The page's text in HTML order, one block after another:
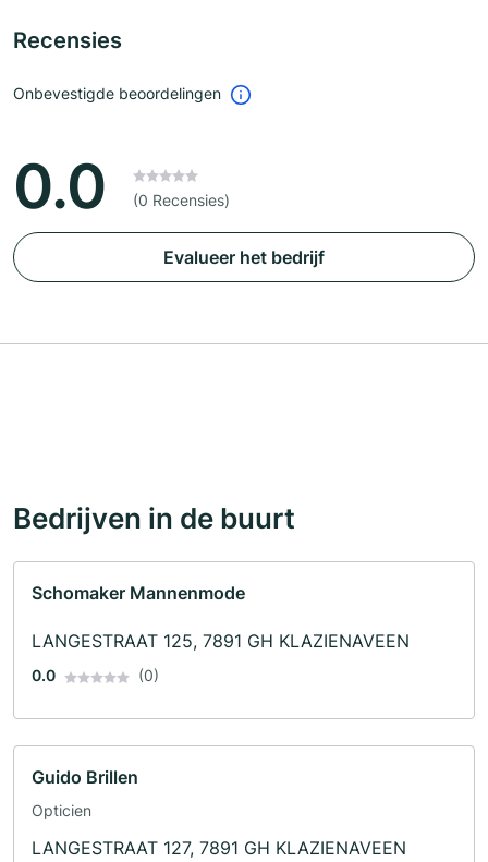
Recensies
Onbevestigde beoordelingen
0.0 (0 Recensies)
Evalueer het bedrijf
Bedrijven in de buurt
Schomaker Mannenmode
LANGESTRAAT 125, 7891 GH KLAZIENAVEEN
0.0 (0)
Guido Brillen
Opticien
LANGESTRAAT 127, 7891 GH KLAZIENAVEEN